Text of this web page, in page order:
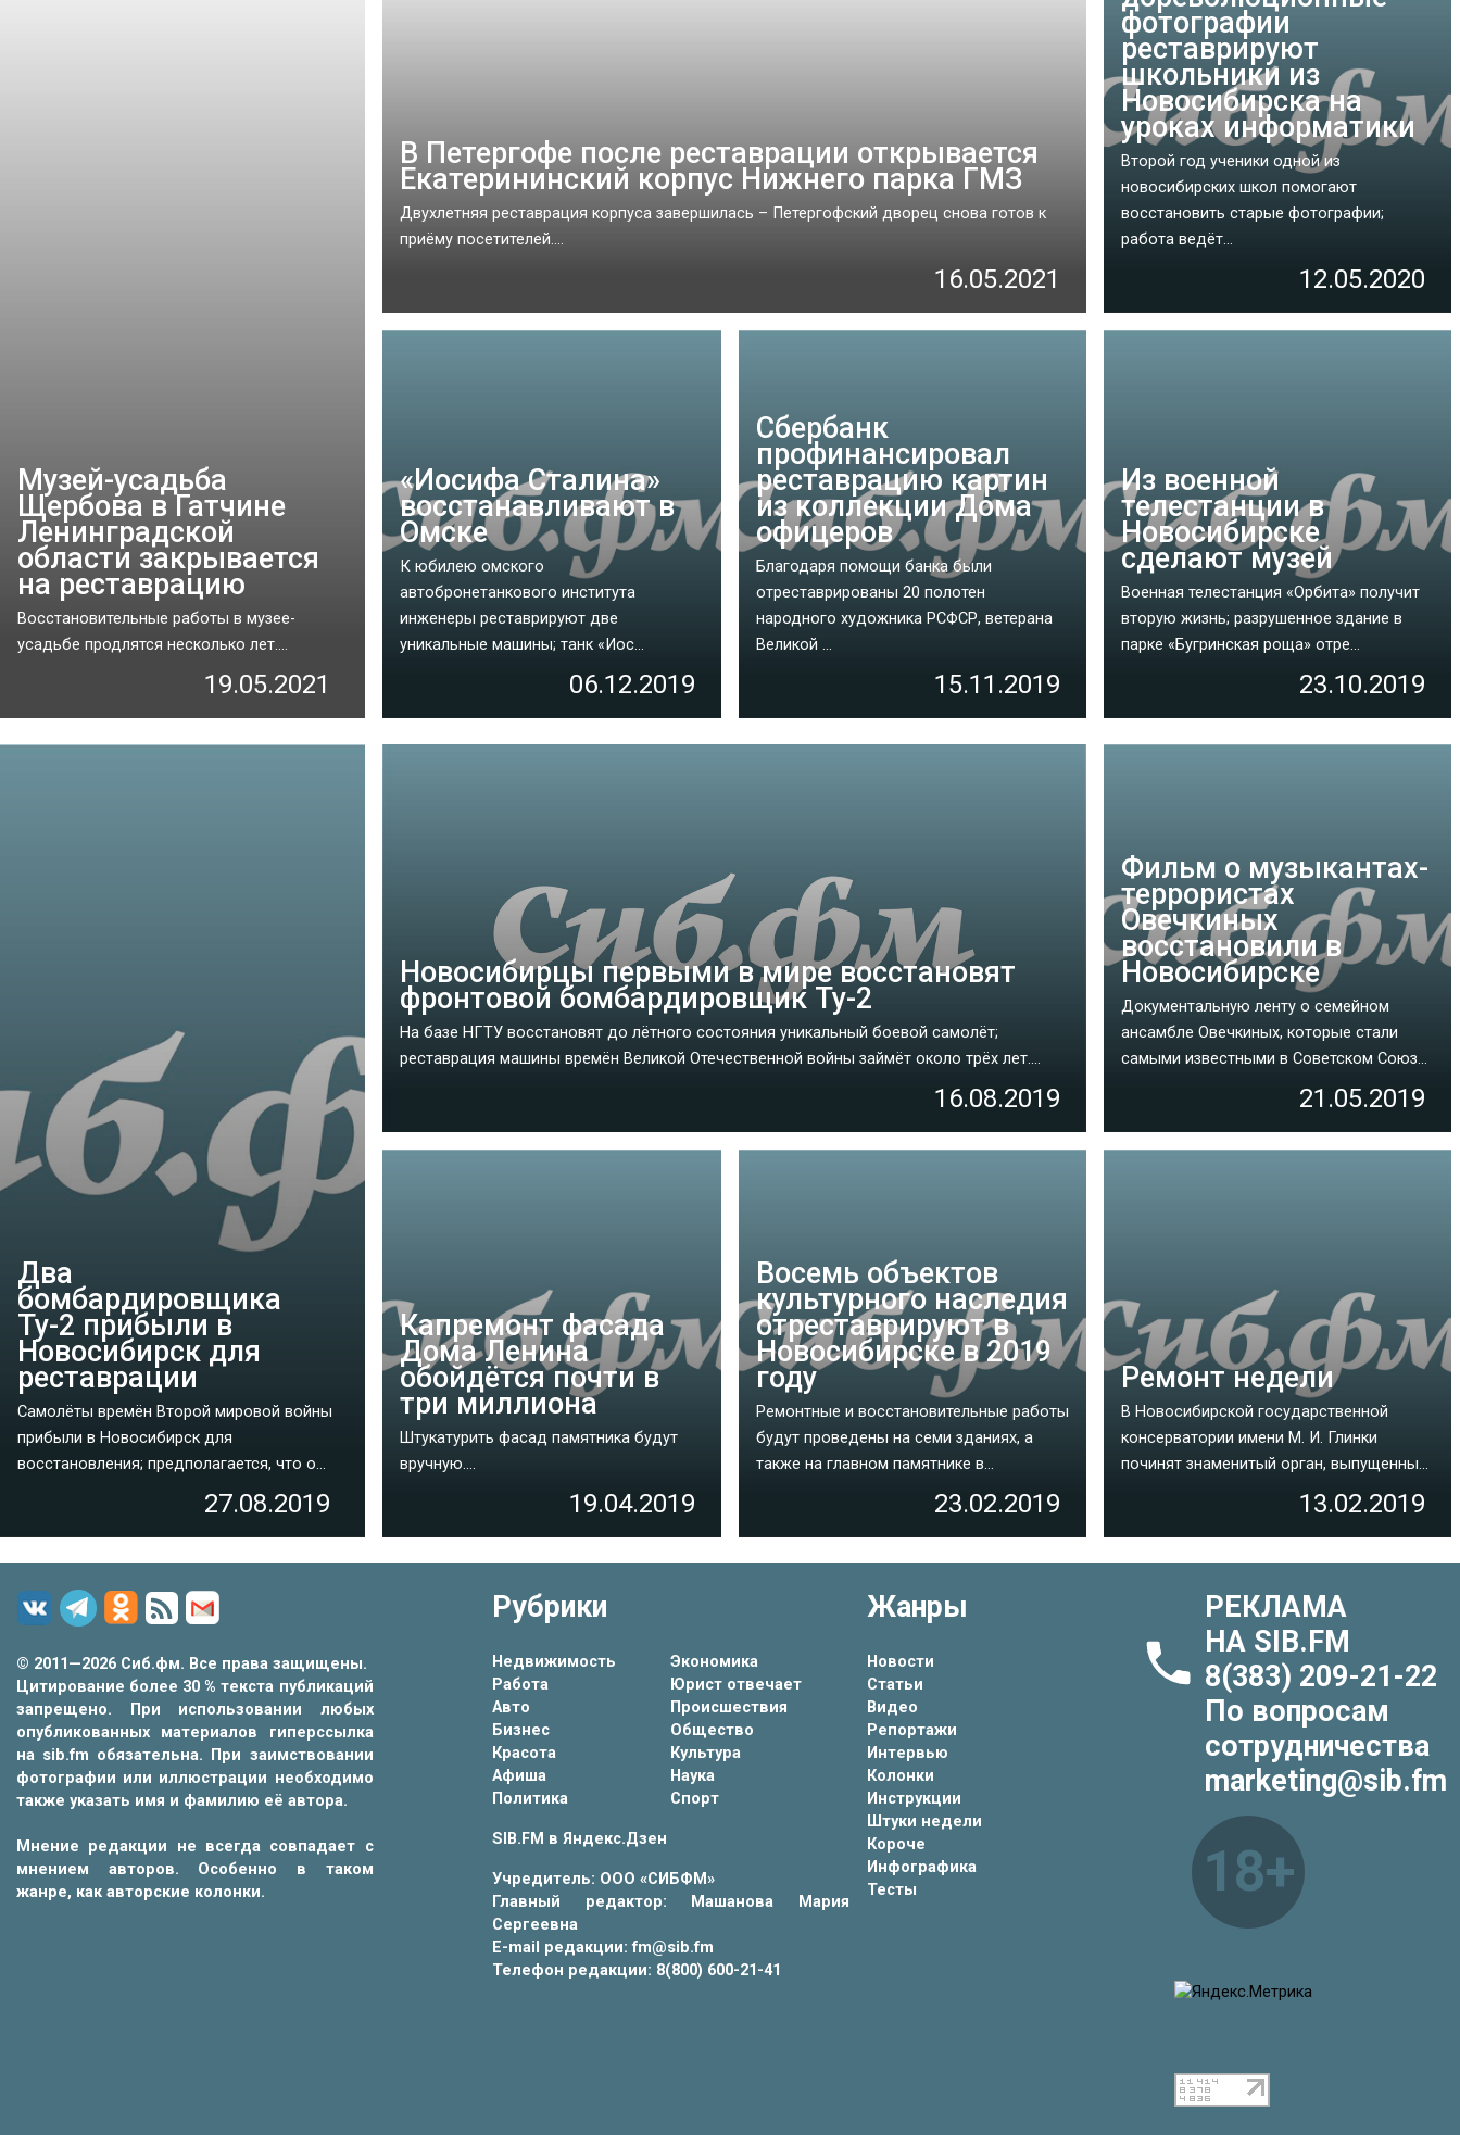
Музей-усадьба
Щербова в Гатчине
Ленинградской
области закрывается
на реставрацию
Восстановительные работы в музее-
усадьбе продлятся несколько лет....
19.05.2021
В Петергофе после реставрации открывается
Екатерининский корпус Нижнего парка ГМЗ
Двухлетняя реставрация корпуса завершилась – Петергофский дворец снова готов к
приёму посетителей....
16.05.2021
фотографии
реставрируют
школьники из
Новосибирска на
уроках информатики
Второй год ученики одной из
новосибирских школ помогают
восстановить старые фотографии;
работа ведёт...
12.05.2020
«Иосифа Сталина»
восстанавливают в
Омске
К юбилею омского
автобронетанкового института
инженеры реставрируют две
уникальные машины; танк «Иос...
06.12.2019
Сбербанк
профинансировал
реставрацию картин
из коллекции Дома
офицеров
Благодаря помощи банка были
отреставрированы 20 полотен
народного художника РСФСР, ветерана
Великой ...
15.11.2019
Из военной
телестанции в
Новосибирске
сделают музей
Военная телестанция «Орбита» получит
вторую жизнь; разрушенное здание в
парке «Бугринская роща» отре...
23.10.2019
Два
бомбардировщика
Ту-2 прибыли в
Новосибирск для
реставрации
Самолёты времён Второй мировой войны
прибыли в Новосибирск для
восстановления; предполагается, что о...
27.08.2019
Новосибирцы первыми в мире восстановят
фронтовой бомбардировщик Ту-2
На базе НГТУ восстановят до лётного состояния уникальный боевой самолёт;
реставрация машины времён Великой Отечественной войны займёт около трёх лет....
16.08.2019
Фильм о музыкантах-
террористах
Овечкиных
восстановили в
Новосибирске
Документальную ленту о семейном
ансамбле Овечкиных, которые стали
самыми известными в Советском Союз...
21.05.2019
Капремонт фасада
Дома Ленина
обойдётся почти в
три миллиона
Штукатурить фасад памятника будут
вручную....
19.04.2019
Восемь объектов
культурного наследия
отреставрируют в
Новосибирске в 2019
году
Ремонтные и восстановительные работы
будут проведены на семи зданиях, а
также на главном памятнике в...
23.02.2019
Ремонт недели
В Новосибирской государственной
консерватории имени М. И. Глинки
починят знаменитый орган, выпущенны...
13.02.2019
© 2011—2026 Сиб.фм. Все права защищены.
Цитирование более 30 % текста публикаций
запрещено. При использовании любых
опубликованных материалов гиперссылка
на sib.fm обязательна. При заимствовании
фотографии или иллюстрации необходимо
также указать имя и фамилию её автора.
Мнение редакции не всегда совпадает с
мнением авторов. Особенно в таком
жанре, как авторские колонки.
Рубрики
Недвижимость
Работа
Авто
Бизнес
Красота
Афиша
Политика
Экономика
Юрист отвечает
Происшествия
Общество
Культура
Наука
Спорт
SIB.FM в Яндекс.Дзен
Учредитель: ООО «СИБФМ»
Главный редактор: Машанова Мария
Сергеевна
E-mail редакции: fm@sib.fm
Телефон редакции: 8(800) 600-21-41
Жанры
Новости
Статьи
Видео
Репортажи
Интервью
Колонки
Инструкции
Штуки недели
Короче
Инфографика
Тесты
РЕКЛАМА
НА SIB.FM
8(383) 209-21-22
По вопросам
сотрудничества
marketing@sib.fm
18+